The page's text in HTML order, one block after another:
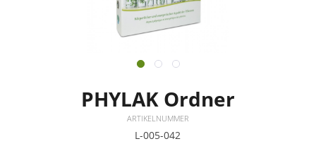
PHYLAK Ordner
ARTIKELNUMMER
L-005-042